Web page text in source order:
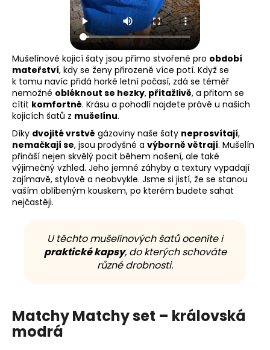
Mušelínové kojicí šaty jsou přímo stvořené pro období
mateřství, kdy se ženy přirozeně více potí. Když se
k tomu navíc přidá horké letní počasí, zdá se téměř
nemožné obléknout se hezky, přitažlivě, a přitom se
cítit komfortně. Krásu a pohodlí najdete právě u našich
kojicích šatů z mušelínu.
Díky dvojité vrstvě gázoviny naše šaty neprosvítají,
nemačkají se, jsou prodyšné a výborně větrají. Mušelín
přináší nejen skvělý pocit během nošení, ale také
výjimečný vzhled. Jeho jemné záhyby a textury vypadají
zajímavě, stylově a neobvykle. Jsme si jistí, že se stanou
vaším oblíbeným kouskem, po kterém budete sahat
nejčastěji.
U těchto mušelínových šatů oceníte i
praktické kapsy, do kterých schováte
různé drobnosti.
Matchy Matchy set – královská
modrá